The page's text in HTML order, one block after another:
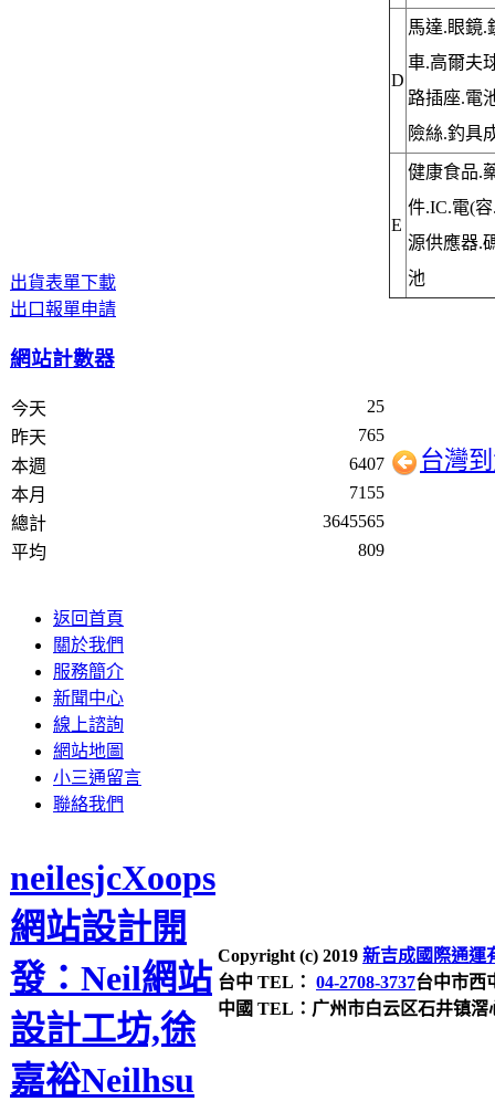
出貨表單下載
出口報單申請
網站計數器
今天
25
昨天
765
本週
6407
本月
7155
總計
3645565
平均
809
D
馬達.眼鏡.
車.高爾夫
路插座.電
險絲.釣具
E
健康食品.
件.IC.電(
源供應器.
池
台灣
返回首頁
關於我們
服務簡介
新聞中心
線上諮詢
網站地圖
小三通留言
聯絡我們
neilesjcXoops
網站設計開
發：Neil網站
設計工坊,徐
嘉裕Neilhsu
Copyright (c) 2019 新吉成國際通運
台中 TEL： 04-2708-3737台中市西
中國 TEL：广州市白云区石井镇滘